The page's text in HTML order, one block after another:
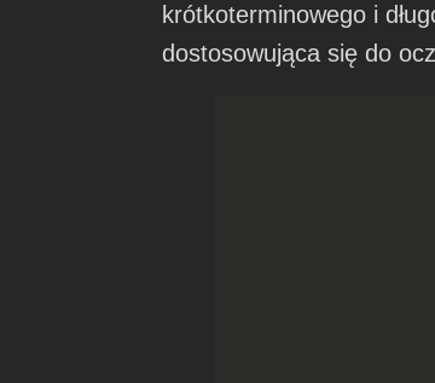
krótkoterminowego i
dostosowująca się do